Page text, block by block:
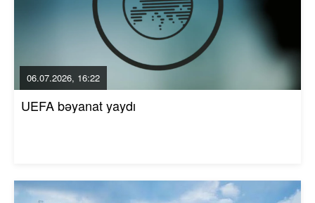
06.07.2026, 16:22
UEFA bəyanat yaydı